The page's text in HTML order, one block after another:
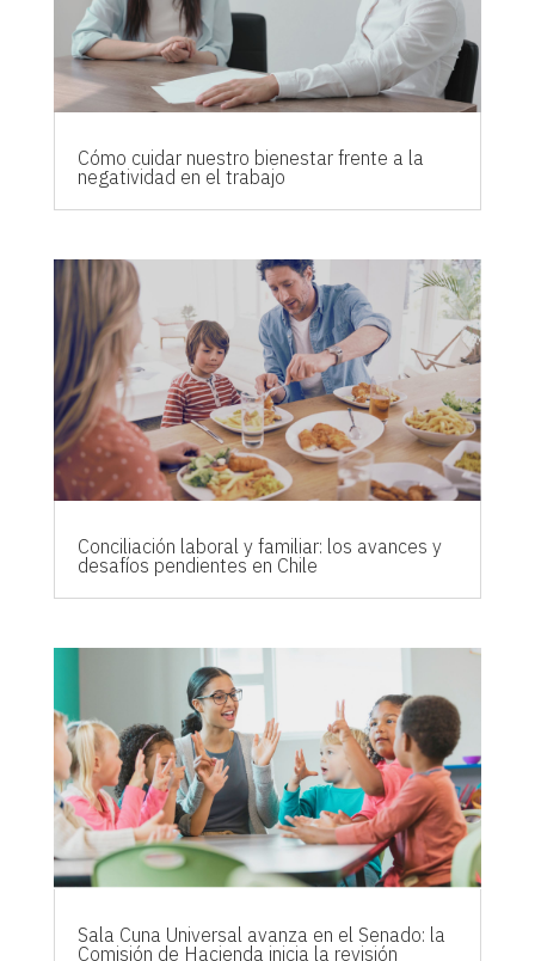
Cómo cuidar nuestro bienestar frente a la
negatividad en el trabajo
Conciliación laboral y familiar: los avances y
desafíos pendientes en Chile
Sala Cuna Universal avanza en el Senado: la
Comisión de Hacienda inicia la revisión